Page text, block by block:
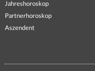
Jahreshoroskop
Partnerhoroskop
Aszendent